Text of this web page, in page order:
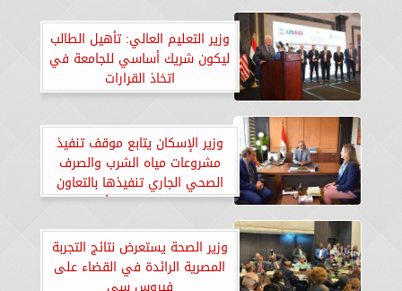
وزير التعليم العالي: تأهيل الطالب
ليكون شريك أساسي للجامعة في
اتخاذ القرارات
وزير الإسكان يتابع موقف تنفيذ
مشروعات مياه الشرب والصرف
الصحي الجاري تنفيذها بالتعاون
مع بنك الاستثمار الأوروبي
وزير الصحة يستعرض نتائج التجربة
المصرية الرائدة في القضاء على